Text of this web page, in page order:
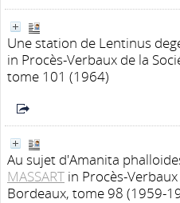
Une station de Lentinus
in Procès-Verbaux de la
tome 101 (1964)
Au sujet d'Amanita
MASSART in Procès-
Bordeaux, tome 98 (1959-